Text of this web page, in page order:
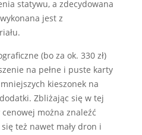
statywu, a zdecydowana
jest z
(bo za ok. 330 zł)
na pełne i puste karty
kieszonek na
Zbliżając się w tej
można znaleźć
też nawet mały dron i